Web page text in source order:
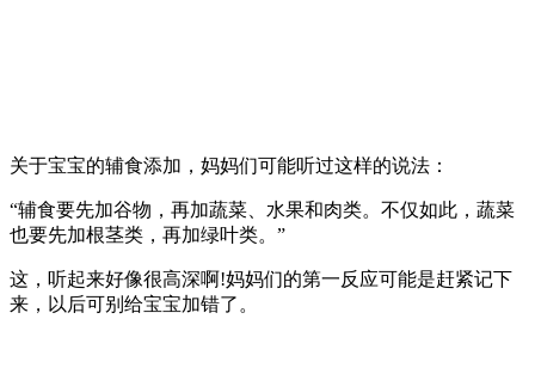
关于宝宝的辅食添加，妈妈们可能听过这样的说法：
“辅食要先加谷物，再加蔬菜、水果和肉类。不仅如此，蔬菜
也要先加根茎类，再加绿叶类。”
这，听起来好像很高深啊!妈妈们的第一反应可能是赶紧记下
来，以后可别给宝宝加错了。